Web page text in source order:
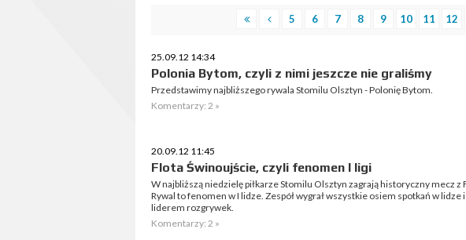
5 6 7 8 9 10 11 12
25.09.12 14:34
Polonia Bytom, czyli z nimi jeszcze nie graliśmy
Przedstawimy najbliższego rywala Stomilu Olsztyn - Polonię Bytom.
Komentarzy: 2 »
20.09.12 11:45
Flota Świnoujście, czyli fenomen I ligi
W najbliższą niedzielę piłkarze Stomilu Olsztyn zagrają historyczny mecz z
Rywal to fenomen w I lidze. Zespół wygrał wszystkie osiem spotkań w
liderem rozgrywek.
Komentarzy: 2 »